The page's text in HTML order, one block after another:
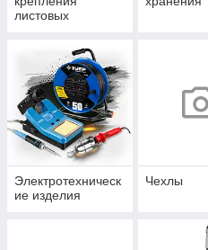
листовых
Электротехническ
ие изделия
Чехлы